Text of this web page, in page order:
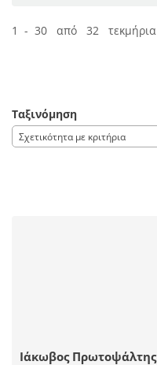
1 - 30 από 32 τεκμήρια
Ταξινόμηση
Σχετικότητα με κριτήρια
Ιάκωβος Πρωτοψάλτης